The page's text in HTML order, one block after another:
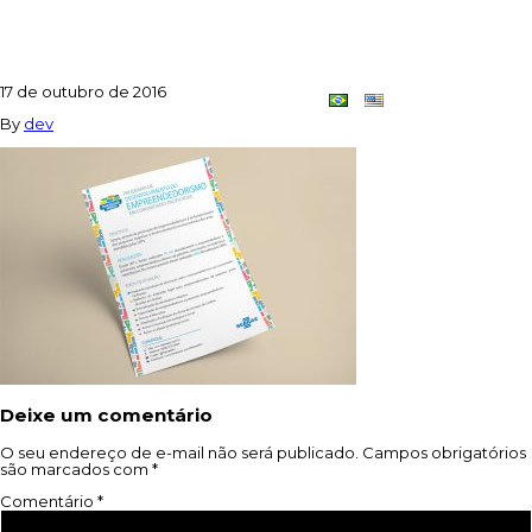
17 de outubro de 2016
By dev
Deixe um comentário
O seu endereço de e-mail não será publicado. Campos obrigatórios
são marcados com *
Comentário *